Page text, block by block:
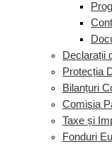
Declarații
Protecția
Bilanțuri
Comisia
Taxe și
Fonduri